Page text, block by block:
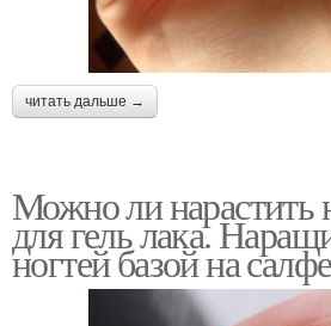
читать дальше →
Можно ли нарастить
для гель лака.
ногтей базой на